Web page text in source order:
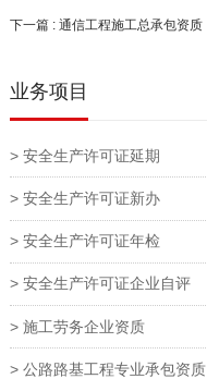
下一篇 : 通信工程施工总承包资质
业务项目
> 安全生产许可证延期
> 安全生产许可证新办
> 安全生产许可证年检
> 安全生产许可证企业自评
> 施工劳务企业资质
> 公路路基工程专业承包资质